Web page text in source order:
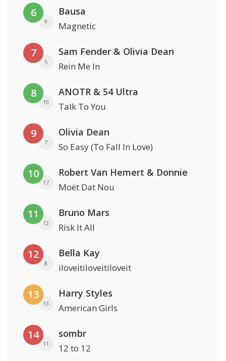
6
9
Bausa
Magnetic
7
5
Sam Fender & Olivia Dean
Rein Me In
8
10
ANOTR & 54 Ultra
Talk To You
9
7
Olivia Dean
So Easy (To Fall In Love)
10
17
Robert Van Hemert & Donnie
Moët Dat Nou
11
12
Bruno Mars
Risk It All
12
8
Bella Kay
iloveitiloveitiloveit
13
13
Harry Styles
American Girls
14
11
sombr
12 to 12